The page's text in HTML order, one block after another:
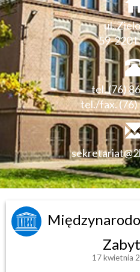
ul.
59-220
tel. (76)
tel./fax.
17 kwietnia